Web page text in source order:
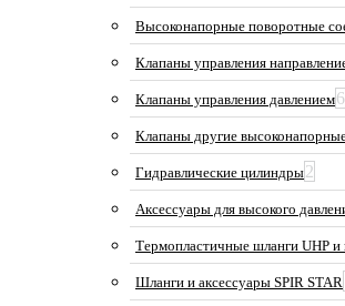
Высоконапорные поворотные
Клапаны управления
Клапаны управления давлением6
Клапаны другие
Гидравлические цилиндры2
Аксессуары для высокого
Термопластичные шланги UHP и
Шланги и аксессуары SPIR STAR